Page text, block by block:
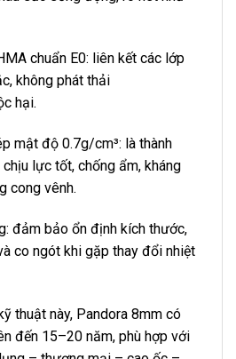
chuẩn E0: liên kết các lớp
không phát thải
hại.
mật độ 0.7g/cm³: là thành
lực tốt, chống ẩm, kháng
cong vênh.
đảm bảo ổn định kích thước,
co ngót khi gặp thay đổi nhiệt
thuật này, Pandora 8mm có
đến 15–20 năm, phù hợp với